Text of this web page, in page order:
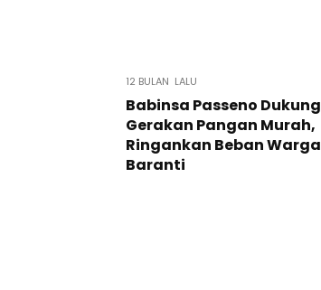
12 BULAN LALU
Babinsa Passeno Dukung
Gerakan Pangan Murah,
Ringankan Beban Warga
Baranti